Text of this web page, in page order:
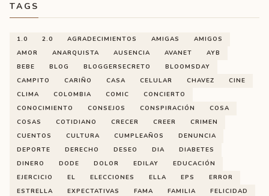
TAGS
1.0 2.0 AGRADECIMIENTOS AMIGAS
AMIGOS
AMOR
ANARQUISTA AUSENCIA AVANET
AYB
BEBE
BLOG BLOGGERSECRETO
BLOOMSDAY
CAMPITO
CARIÑO CASA CELULAR CHAVEZ
CINE
CLIMA
COLOMBIA COMIC
CONCIERTO
CONOCIMIENTO
CONSEJOS CONSPIRACIÓN
COSA
COSAS
COTIDIANO CRECER CREER
CRIMEN
CUENTOS
CULTURA CUMPLEAÑOS
DENUNCIA
DEPORTE
DERECHO DESEO DIA
DIABETES
DINERO
DODE DOLOR EDILAY
EDUCACIÓN
EJERCICIO
EL ELECCIONES ELLA EPS
ERROR
ESTRELLA
EXPECTATIVAS FAMA FAMILIA
FELICIDAD